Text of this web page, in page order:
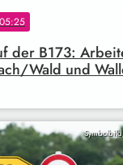
der B173:
Wald und